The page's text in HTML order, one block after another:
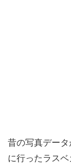
昔の写真デー
に行ったラス